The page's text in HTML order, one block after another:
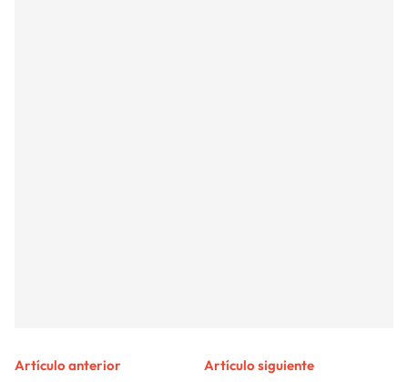
Artículo anterior Artículo siguiente